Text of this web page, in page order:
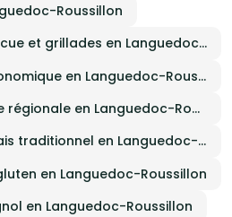
Roussillon
Traiteur cuisine barbecue et grillades en Languedoc-Roussillon
Traiteur cuisine gastronomique en Languedoc-Roussillon
Traiteur cuisine cuisine régionale en Languedoc-Roussillon
Traiteur cuisine français traditionnel en Languedoc-Roussillon
en Languedoc-Roussillon
en Languedoc-Roussillon